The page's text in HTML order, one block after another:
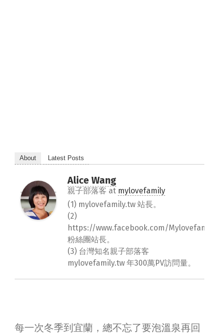
About Latest Posts
Alice Wang
親子部落客 at mylovefamily
(1) mylovefamily.tw 站長。
(2)
https://www.facebook.com/
粉絲團站長。
(3) 台灣知名親子部落客
mylovefamily.tw 年300萬PV訪問量。
每一次冬季到宜蘭，總不忘了要泡溫泉再回